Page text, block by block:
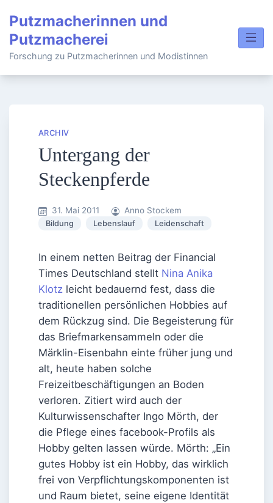
content
Putzmacherinnen und
Putzmacherei
Forschung zu Putzmacherinnen und Modistinnen
ARCHIV
Untergang der
Steckenpferde
31. Mai 2011 Anno Stockem
Bildung Lebenslauf Leidenschaft
In einem netten Beitrag der Financial
Times Deutschland stellt Nina Anika
Klotz leicht bedauernd fest, dass die
traditionellen persönlichen Hobbies auf
dem Rückzug sind. Die Begeisterung für
das Briefmarkensammeln oder die
Märklin-Eisenbahn einte früher jung und
alt, heute haben solche
Freizeitbeschäftigungen an Boden
verloren. Zitiert wird auch der
Kulturwissenschafter Ingo Mörth, der
die Pflege eines facebook-Profils als
Hobby gelten lassen würde. Mörth: „Ein
gutes Hobby ist ein Hobby, das wirklich
frei von Verpflichtungskomponenten ist
und Raum bietet, seine eigene Identität